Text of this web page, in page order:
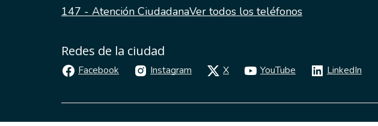
147 - Atención CiudadanaVer todos los teléfonos
Redes de la ciudad
Facebook Instagram X YouTube LinkedIn